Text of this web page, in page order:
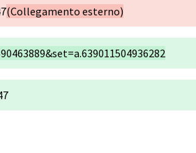
(Collegamento esterno)